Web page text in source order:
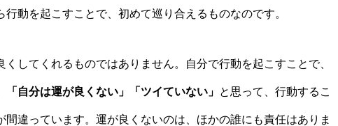
動を起こすことで、初めて巡り合えるものなのです。
してくれるものではありません。自分で行動を起こすことで、
「自分は運が良くない」「ツイていない」 と思って、行動するこ
違っています。運が良くないのは、ほかの誰にも責任はありま